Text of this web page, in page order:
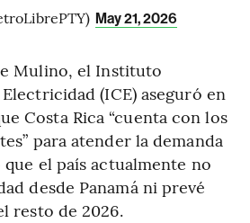
May 21, 2026
Mulino, el Instituto
(ICE) aseguró en
Costa Rica “cuenta con los
para atender la demanda
el país actualmente no
desde Panamá ni prevé
resto de 2026.